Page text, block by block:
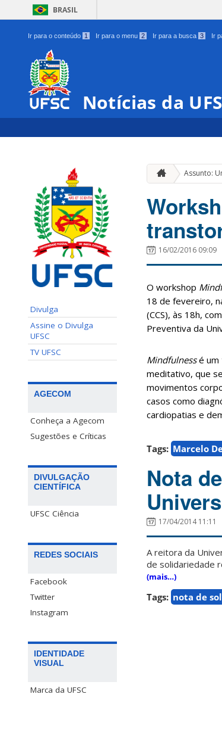
BRASIL
Ir para o conteúdo 1 Ir para o menu 2 Ir para a busca 3 Ir
Notícias da
Divulga
Assine o Divulga
UFSC
TV UFSC
AGECOM
Conheça a Agecom
Sugestões e Críticas
DIVULGAÇÃO
CIENTÍFICA
UFSC Ciência
REDES SOCIAIS
Facebook
Twitter
Instagram
IDENTIDADE
VISUAL
Marca da UFSC
Assunto:
16/02/2016 09:09
O workshop
18 de fevereiro,
(CCS), às 18h,
Preventiva da
Mindfulnessé um
meditativo, que
movimentos
casos como
cardiopatias e
Tags: Marcelo
Nota
17/04/2014 11:11
A reitora da
de solidariedade
(mais…)
Tags: nota de